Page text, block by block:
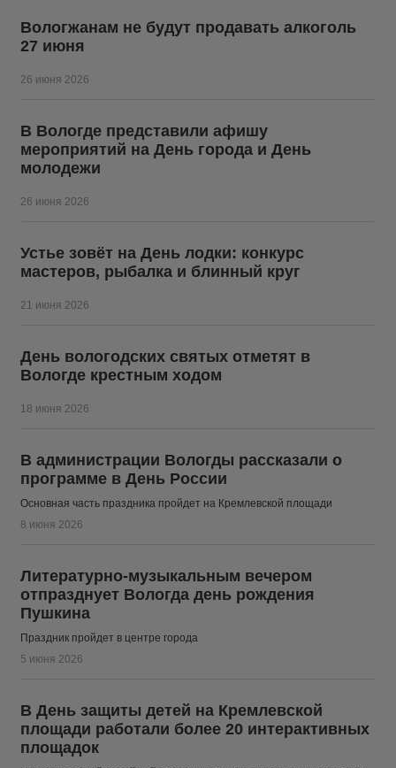
Вологжанам не будут продавать алкоголь
27 июня
26 июня 2026
В Вологде представили афишу
мероприятий на День города и День
молодежи
26 июня 2026
Устье зовёт на День лодки: конкурс
мастеров, рыбалка и блинный круг
21 июня 2026
День вологодских святых отметят в
Вологде крестным ходом
18 июня 2026
В администрации Вологды рассказали о
программе в День России
Основная часть праздника пройдет на Кремлевской площади
8 июня 2026
Литературно-музыкальным вечером
отпразднует Вологда день рождения
Пушкина
Праздник пройдет в центре города
5 июня 2026
В День защиты детей на Кремлевской
площади работали более 20 интерактивных
площадок